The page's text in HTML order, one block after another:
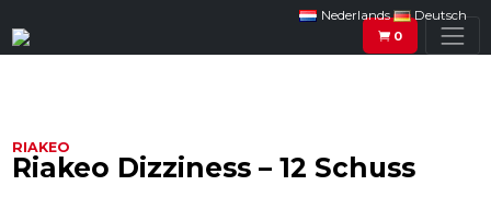
Nederlands
Deutsch
0
RIAKEO
Riakeo Dizziness – 12 Schuss